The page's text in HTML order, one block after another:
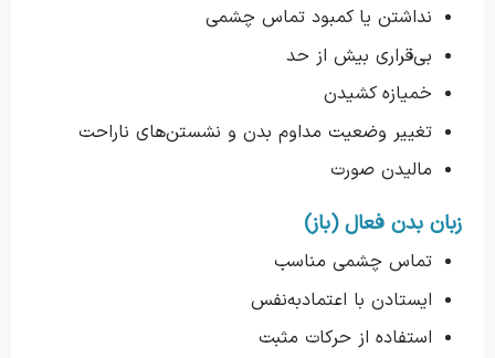
نداشتن یا کمبود تماس چشمی
بی‌قراری بیش از حد
خمیازه کشیدن
تغییر وضعیت مداوم بدن و نشستن‌های ناراحت
مالیدن صورت
زبان بدن فعال (باز)
تماس چشمی مناسب
ایستادن با اعتمادبه‌نفس
استفاده از حرکات مثبت